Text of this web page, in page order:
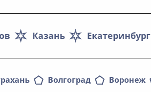
Екатеринбург
Казань
Волгоград Воронеж